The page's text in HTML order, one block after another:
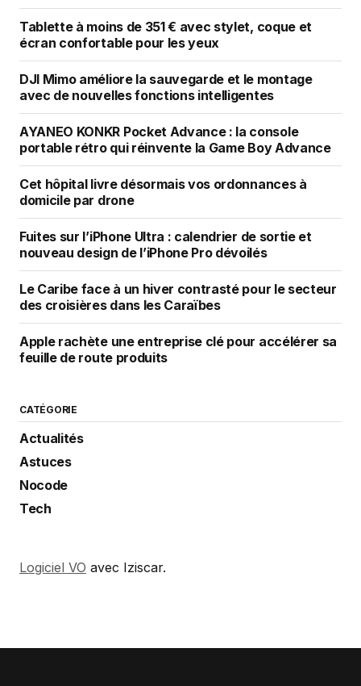
Tablette à moins de 351 € avec stylet, coque et
écran confortable pour les yeux
DJI Mimo améliore la sauvegarde et le montage
avec de nouvelles fonctions intelligentes
AYANEO KONKR Pocket Advance : la console
portable rétro qui réinvente la Game Boy Advance
Cet hôpital livre désormais vos ordonnances à
domicile par drone
Fuites sur l’iPhone Ultra : calendrier de sortie et
nouveau design de l’iPhone Pro dévoilés
Le Caribe face à un hiver contrasté pour le secteur
des croisières dans les Caraïbes
Apple rachète une entreprise clé pour accélérer sa
feuille de route produits
CATÉGORIE
Actualités
Astuces
Nocode
Tech
Logiciel VO avec Iziscar.